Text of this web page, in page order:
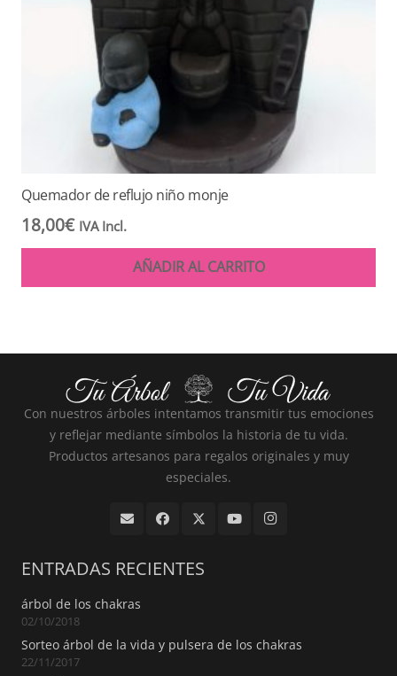
Quemador de reflujo niño monje
18,00€ IVA Incl.
AÑADIR AL CARRITO
Con nuestros árboles intentamos transmitir tus emociones
y reflejar mediante símbolos la historia de tu vida.
Productos artesanos para regalos originales y muy
especiales.
ENTRADAS RECIENTES
árbol de los chakras
02/10/2018
Sorteo árbol de la vida y pulsera de los chakras
22/11/2017